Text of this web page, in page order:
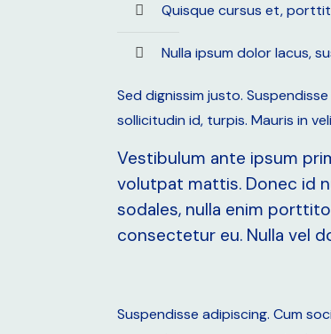
Quisque cursus et,
Nulla ipsum dolor lacus,
Sed dignissim justo.
sollicitudin id, turpis. Mauris in
Vestibulum ante ipsum
volutpat mattis. Donec id
sodales, nulla enim
consectetur eu. Nulla vel
Suspendisse adipiscing. Cum